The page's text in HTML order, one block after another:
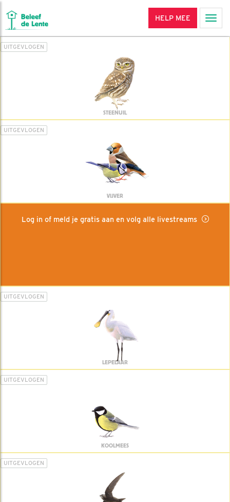
HELP MEE
UITGEVLOGEN
STEENUIL
UITGEVLOGEN
VIJVER
Log in of meld je gratis aan en volg alle livestreams
UITGEVLOGEN
LEPELAAR
UITGEVLOGEN
KOOLMEES
UITGEVLOGEN